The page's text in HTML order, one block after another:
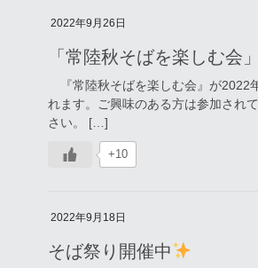
2022年9月26日
「常陸秋そばを楽しむ会
『常陸秋そばを楽しむ会』が2022
れます。ご興味のある方は参加され
さい。 […]
+10
2022年9月18日
そば祭り開催中